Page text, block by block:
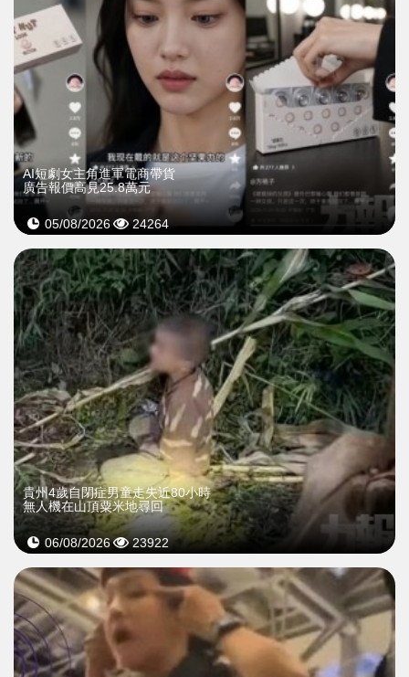
AI短劇女主角進軍電商帶貨
廣告報價高見25.8萬元
05/08/2026 24264
貴州4歲自閉症男童走失近80小時
無人機在山頂粟米地尋回
06/08/2026 23922